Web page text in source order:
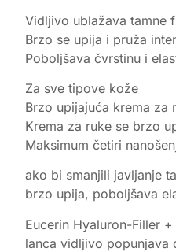
Vidljivo ublažava tamne
Brzo se upija i pruža
Poboljšava čvrstinu i
Za sve tipove kože
Brzo upijajuća krema za
Krema za ruke se brzo
Maksimum četiri
ako bi smanjili javljanje
brzo upija, poboljšava
Eucerin Hyaluron-Filler
lanca vidljivo popunjava